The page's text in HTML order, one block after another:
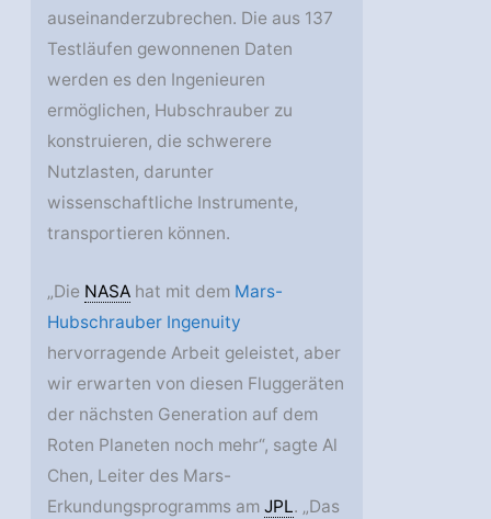
auseinanderzubrechen. Die aus 137
Testläufen gewonnenen Daten
werden es den Ingenieuren
ermöglichen, Hubschrauber zu
konstruieren, die schwerere
Nutzlasten, darunter
wissenschaftliche Instrumente,
transportieren können.
„Die NASA hat mit dem Mars-
Hubschrauber Ingenuity
hervorragende Arbeit geleistet, aber
wir erwarten von diesen Fluggeräten
der nächsten Generation auf dem
Roten Planeten noch mehr“, sagte Al
Chen, Leiter des Mars-
Erkundungsprogramms amJPL. „Das